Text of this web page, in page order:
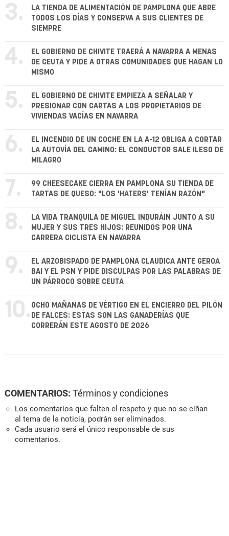
3.
LA TIENDA DE ALIMENTACIÓN DE PAMPLONA QUE ABRE
TODOS LOS DÍAS Y CONSERVA A SUS CLIENTES DE
SIEMPRE
4.
EL GOBIERNO DE CHIVITE TRAERÁ A NAVARRA A MENAS
DE CEUTA Y PIDE A OTRAS COMUNIDADES QUE HAGAN LO
MISMO
5.
EL GOBIERNO DE CHIVITE EMPIEZA A SEÑALAR Y
PRESIONAR CON CARTAS A LOS PROPIETARIOS DE
VIVIENDAS VACÍAS EN NAVARRA
6.
EL INCENDIO DE UN COCHE EN LA A-12 OBLIGA A CORTAR
LA AUTOVÍA DEL CAMINO: EL CONDUCTOR SALE ILESO DE
MILAGRO
7.
99 CHEESECAKE CIERRA EN PAMPLONA SU TIENDA DE
TARTAS DE QUESO: "LOS 'HATERS' TENÍAN RAZÓN"
8.
LA VIDA TRANQUILA DE MIGUEL INDURÁIN JUNTO A SU
MUJER Y SUS TRES HIJOS: REUNIDOS POR UNA
CARRERA CICLISTA EN NAVARRA
9.
EL ARZOBISPADO DE PAMPLONA CLAUDICA ANTE GEROA
BAI Y EL PSN Y PIDE DISCULPAS POR LAS PALABRAS DE
UN PÁRROCO SOBRE CEUTA
10. OCHO MAÑANAS DE VÉRTIGO EN EL ENCIERRO DEL PILÓN
DE FALCES: ESTAS SON LAS GANADERÍAS QUE
CORRERÁN ESTE AGOSTO DE 2026
COMENTARIOS: Términos y condiciones
Los comentarios que falten el respeto y que no se ciñan
al tema de la noticia, podrán ser eliminados.
Cada usuario será el único responsable de sus
comentarios.